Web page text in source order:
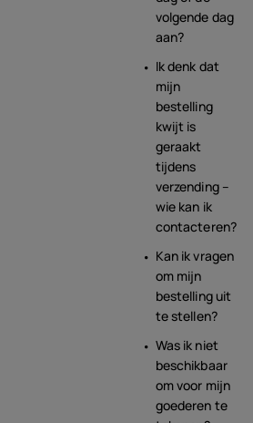
volgende dag
aan?
Ik denk dat
mijn
bestelling
kwijt is
geraakt
tijdens
verzending –
wie kan ik
contacteren?
Kan ik vragen
om mijn
bestelling uit
te stellen?
Was ik niet
beschikbaar
om voor mijn
goederen te